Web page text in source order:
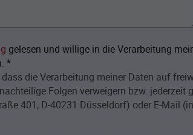
gelesen und willige in die Verarbeitung
*
die Verarbeitung meiner Daten auf
Folgen verweigern bzw. jederzeit
401, D-40231 Düsseldorf) oder E-Mail